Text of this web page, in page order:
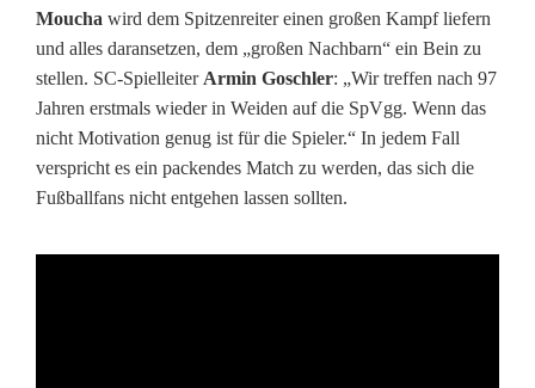
u
h
e
-
W
Moucha wird dem Spitzenreiter einen großen Kampf liefern
und alles daransetzen, dem „großen Nachbarn“ ein Bein zu
stellen. SC-Spielleiter Armin Goschler: „Wir treffen nach 97
Jahren erstmals wieder in Weiden auf die SpVgg. Wenn das
nicht Motivation genug ist für die Spieler.“ In jedem Fall
verspricht es ein packendes Match zu werden, das sich die
Fußballfans nicht entgehen lassen sollten.